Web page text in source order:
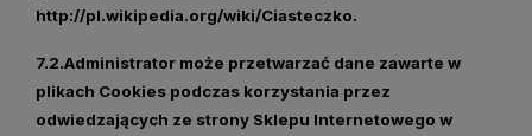
http://pl.wikipedia.org/wiki/Ciasteczko.
7.2.Administrator może przetwarzać dane zawarte w
plikach Cookies podczas korzystania przez
odwiedzających ze strony Sklepu Internetowego w